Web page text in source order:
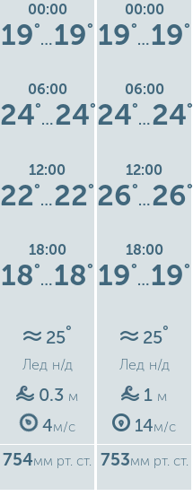
00:00
19°
…19°
06:00
24°
…24°
12:00
22°
…22°
18:00
18°
…18°
25°
Лед н/д
0.3 м
4м/с
754мм рт. ст.
00:00
19°
…19°
06:00
24°
…24°
12:00
26°
…26°
18:00
19°
…19°
25°
Лед н/д
1 м
14м/с
753мм рт. ст.